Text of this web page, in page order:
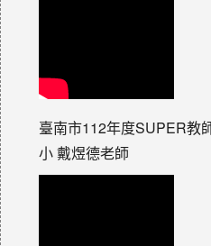
臺南市112年度SUPER教
小 戴煜德老師